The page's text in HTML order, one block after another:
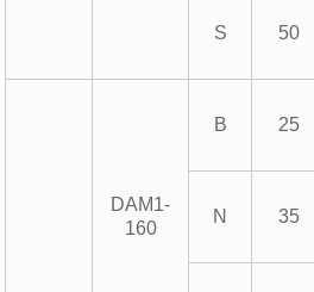
S 50
DAM1-
160
B 25
N 35